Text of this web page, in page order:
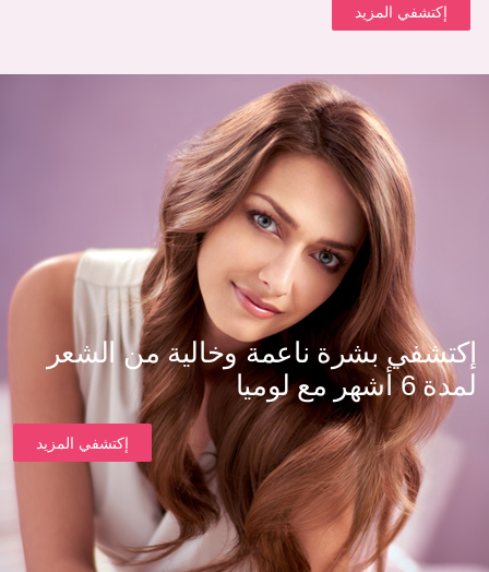
إكتشفي المزيد
إكتشفي بشرة ناعمة وخالية من الشعر
لمدة 6 أشهر مع لوميا
إكتشفي المزيد